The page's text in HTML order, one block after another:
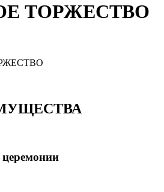
ТОРЖЕСТВО